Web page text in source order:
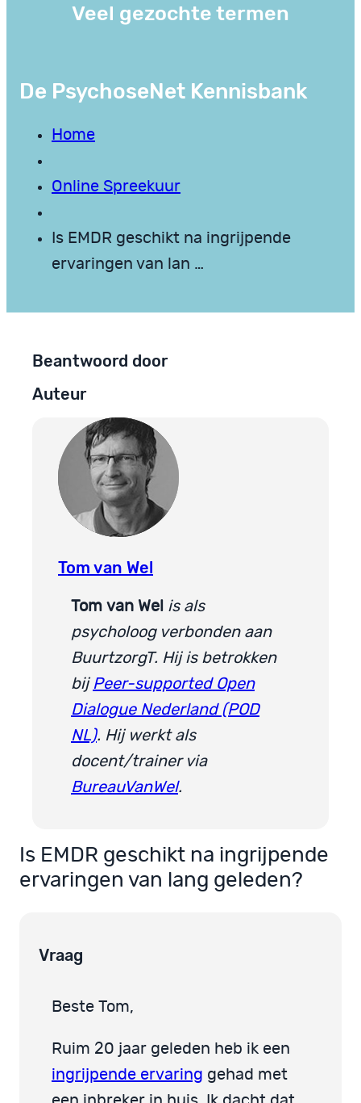
Veel gezochte termen
De PsychoseNet Kennisbank
Home
Online Spreekuur
Is EMDR geschikt na ingrijpende
ervaringen van lan …
Beantwoord door
Auteur
Tom van Wel
Tom van Wel is als
psycholoog verbonden aan
BuurtzorgT. Hij is betrokken
bij Peer-supported Open
Dialogue Nederland (POD
NL). Hij werkt als
docent/trainer via
BureauVanWel.
Is EMDR geschikt na ingrijpende
ervaringen van lang geleden?
Vraag
Beste Tom,
Ruim 20 jaar geleden heb ik een
ingrijpende ervaring gehad met